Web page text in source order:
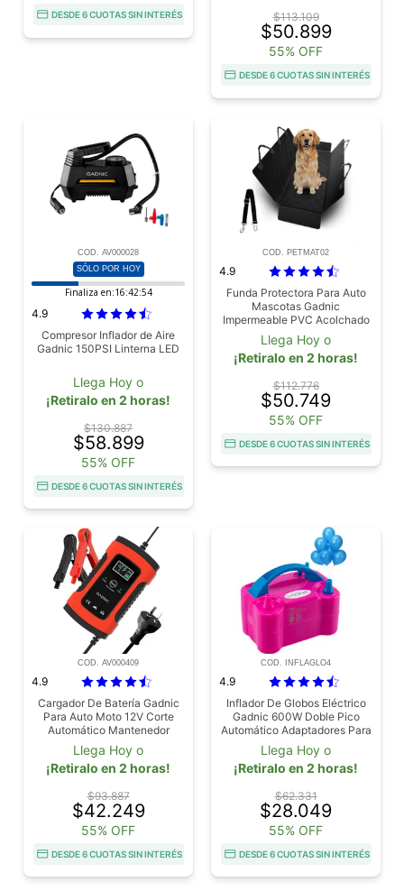
DESDE 6 CUOTAS SIN INTERÉS $113.109
$50.899
55% OFF
DESDE 6 CUOTAS SIN INTERÉS
COD. AV000028
SÓLO POR HOY
Finaliza en:16:42:53
4.9
Compresor Inflador de Aire
Gadnic 150PSI Linterna LED
Llega Hoy o
¡Retiralo en 2 horas!
$130.887
$58.899
55% OFF
DESDE 6 CUOTAS SIN INTERÉS
COD. PETMAT02
4.9
Funda Protectora Para Auto
Mascotas Gadnic
Impermeable PVC Acolchado
Protector Asiento Trasero Con
Cinturon Seguridad
Llega Hoy o
¡Retiralo en 2 horas!
$112.776
$50.749
55% OFF
DESDE 6 CUOTAS SIN INTERÉS
COD. AV000409
4.9
Cargador De Batería Gadnic
Para Auto Moto 12V Corte
Automático Mantenedor
Llega Hoy o
¡Retiralo en 2 horas!
$93.887
$42.249
55% OFF
DESDE 6 CUOTAS SIN INTERÉS
COD. INFLAGLO4
4.9
Inflador De Globos Eléctrico
Gadnic 600W Doble Pico
Automático Adaptadores Para
Decoración
Llega Hoy o
¡Retiralo en 2 horas!
$62.331
$28.049
55% OFF
DESDE 6 CUOTAS SIN INTERÉS